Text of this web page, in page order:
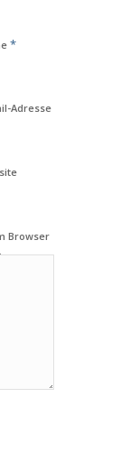
*
Adresse
Browser